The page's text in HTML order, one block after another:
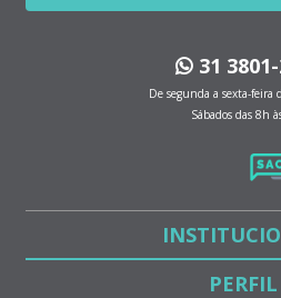
31
De segunda a sexta-feira
Sábados das 8h
PERFIL